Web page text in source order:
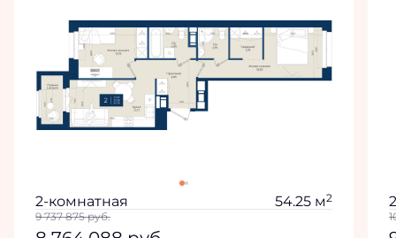
2-комнатная 54.25 м2
9 737 875руб.